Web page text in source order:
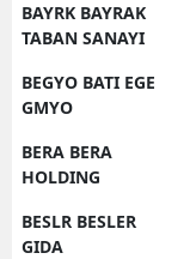
BAYRK BAYRAK
TABAN SANAYI
BEGYO BATI EGE
GMYO
BERA BERA
HOLDING
BESLR BESLER
GIDA